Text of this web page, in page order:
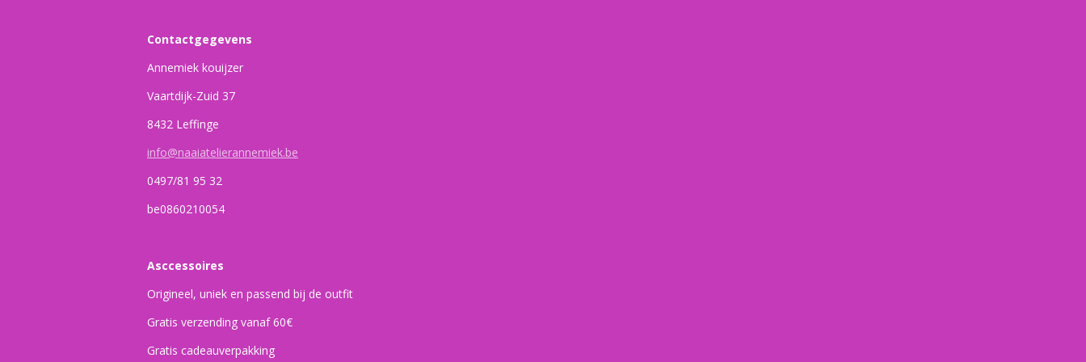
Contactgegevens
Annemiek kouijzer
Vaartdijk-Zuid 37
8432 Leffinge
info@naaiatelierannemiek.be
0497/81 95 32
be0860210054
Asccessoires
Origineel, uniek en passend bij de outfit
Gratis verzending vanaf 60€
Gratis cadeauverpakking